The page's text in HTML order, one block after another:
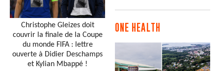
Christophe Gleizes doit
couvrir la finale de la Coupe
du monde FIFA : lettre
ouverte à Didier Deschamps
et Kylian Mbappé !
ONE HEALTH